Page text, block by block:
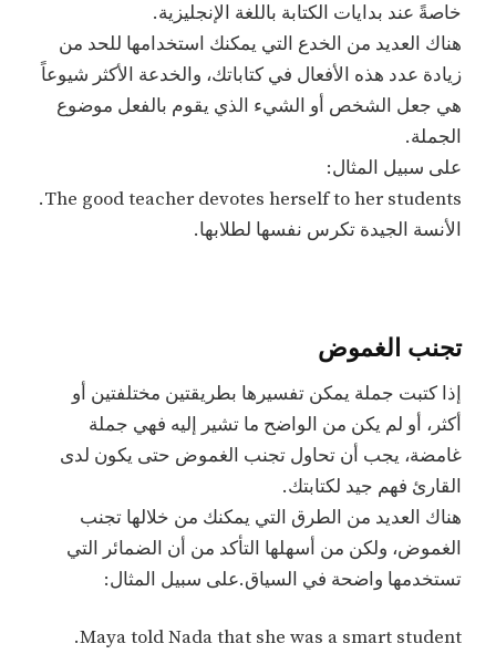
خاصةً عند بدايات الكتابة باللغة الإنجليزية.
هناك العديد من الخدع التي يمكنك استخدامها للحد من
زيادة عدد هذه الأفعال في كتاباتك، والخدعة الأكثر شيوعاً
هي جعل الشخص أو الشيء الذي يقوم بالفعل موضوع
الجملة.
على سبيل المثال:
The good teacher devotes herself to her students.
الأنسة الجيدة تكرس نفسها لطلابها.
تجنب الغموض
إذا كتبت جملة يمكن تفسيرها بطريقتين مختلفتين أو
أكثر، أو لم يكن من الواضح ما تشير إليه فهي جملة
غامضة، يجب أن تحاول تجنب الغموض حتى يكون لدى
القارئ فهم جيد لكتابتك.
هناك العديد من الطرق التي يمكنك من خلالها تجنب
الغموض، ولكن من أسهلها التأكد من أن الضمائر التي
تستخدمها واضحة في السياق.على سبيل المثال:
Maya told Nada that she was a smart student.